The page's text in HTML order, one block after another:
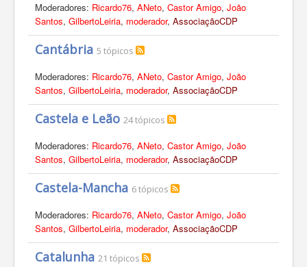
Moderadores: Ricardo76, ANeto, Castor Amigo, João
Santos, GilbertoLeiria, moderador, AssociaçãoCDP
Cantábria 5 tópicos
Moderadores: Ricardo76, ANeto, Castor Amigo, João
Santos, GilbertoLeiria, moderador, AssociaçãoCDP
Castela e Leão 24 tópicos
Moderadores: Ricardo76, ANeto, Castor Amigo, João
Santos, GilbertoLeiria, moderador, AssociaçãoCDP
Castela-Mancha 6 tópicos
Moderadores: Ricardo76, ANeto, Castor Amigo, João
Santos, GilbertoLeiria, moderador, AssociaçãoCDP
Catalunha 21 tópicos